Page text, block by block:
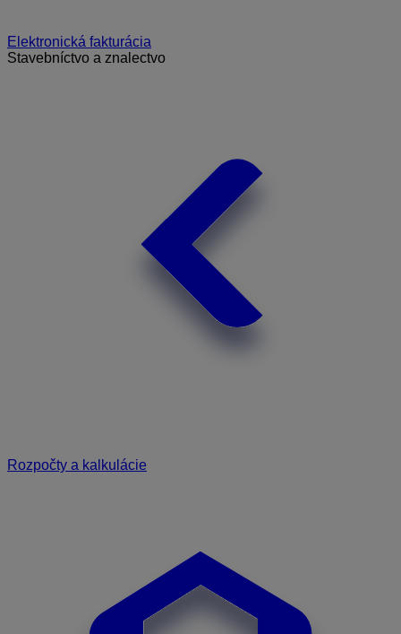
Elektronická fakturácia
Stavebníctvo a znalectvo
Rozpočty a kalkulácie